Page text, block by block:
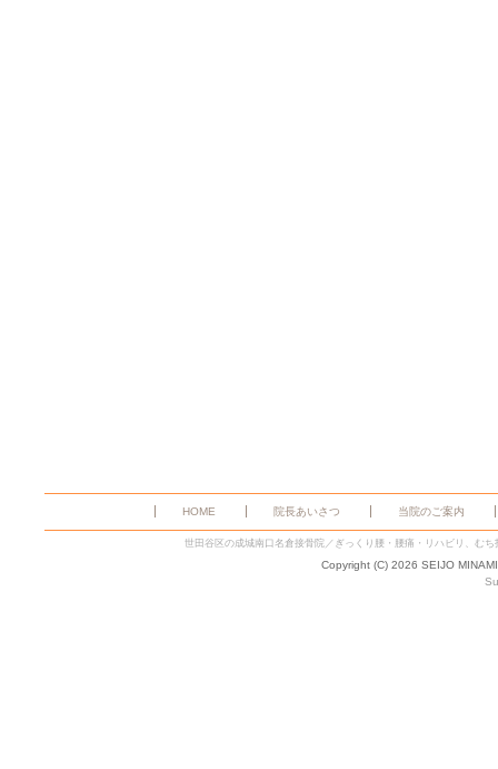
HOME 院長あいさつ 当院のご案内
世田谷区の成城南口名倉接骨院／ぎっくり腰・腰痛・リハビリ、む
Copyright (C) 2026 SEIJO